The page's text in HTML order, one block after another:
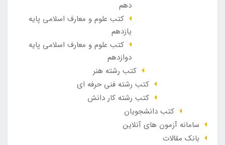
دهم
کتب علوم و معارف اسلامی پایه
یازدهم
کتب علوم و معارف اسلامی پایه
دوازدهم
کتب رشته هنر
کتب رشته فنی حرفه ای
کتب رشته کار دانش
کتب دانشجویان
سامانه آزمون های آنلاین
بانک مقالات